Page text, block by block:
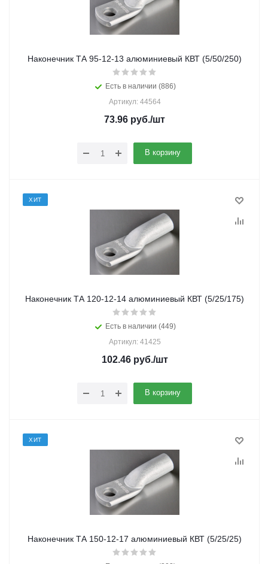
Наконечник ТА 95-12-13 алюминиевый КВТ (5/50/250)
Есть в наличии (886)
Артикул: 44564
73.96 руб./шт
В корзину
ХИТ
Наконечник ТА 120-12-14 алюминиевый КВТ (5/25/175)
Есть в наличии (449)
Артикул: 41425
102.46руб./шт
В корзину
ХИТ
Наконечник ТА 150-12-17 алюминиевый КВТ (5/25/25)